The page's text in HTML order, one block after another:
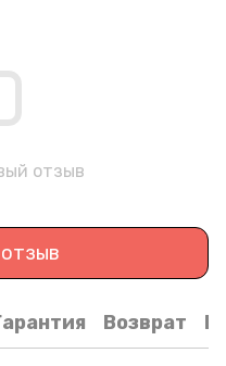
отзыв
Возврат